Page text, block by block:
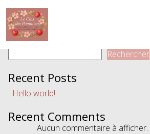
Nos hébergements
Contact
Facility :
BBQ/Picnic area
Rechercher
Rechercher
Recent Posts
Hello world!
Recent Comments
Aucun commentaire à afficher.